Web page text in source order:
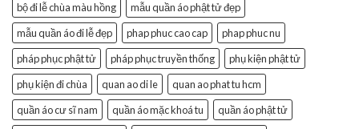
bộ đi lễ chùa màu hồng
mẫu quần áo phật tử đẹp
mẫu quần áo đi lễ đẹp
phap phuc cao cap
phap phuc nu
pháp phục phật tử
pháp phục truyền thống
phụ kiện phật tử
phụ kiện đi chùa
quan ao di le
quan ao phat tu hcm
quần áo cư sĩ nam
quần áo mặc khoá tu
quần áo phật tử